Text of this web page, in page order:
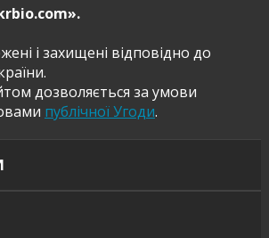
і захищені відповідно до
дозволяється за умови
публічної Угоди.